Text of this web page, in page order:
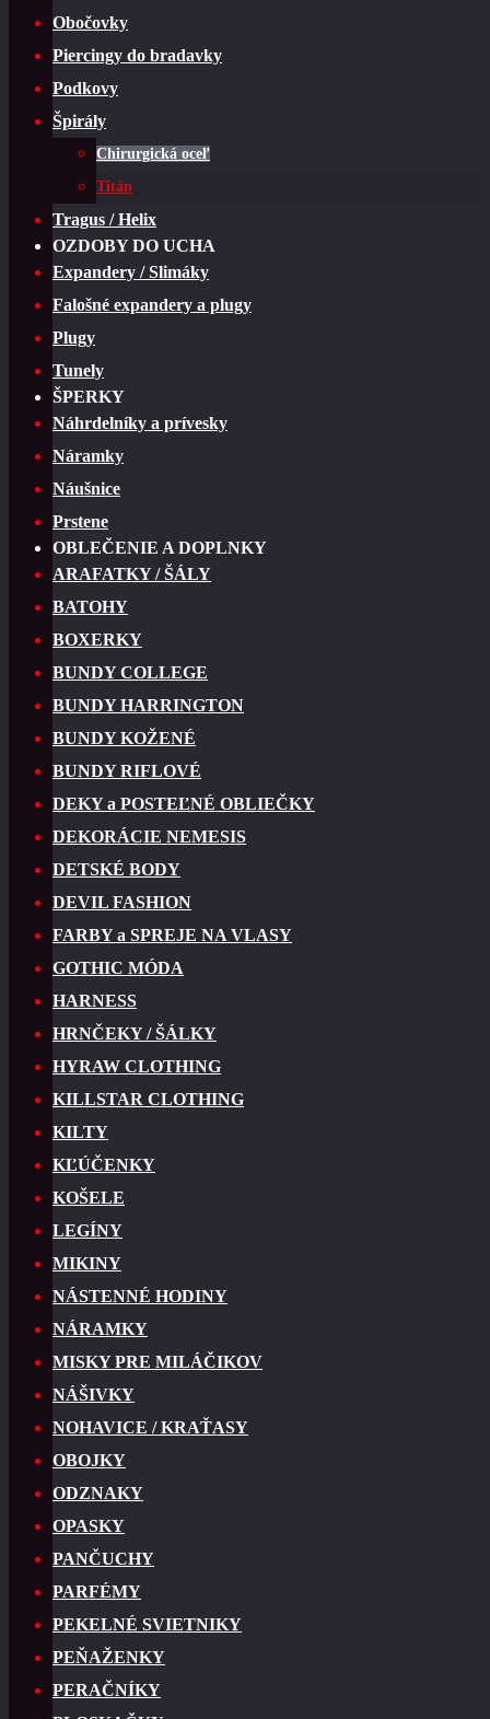
Obočovky
Piercingy do bradavky
Podkovy
Špirály
Chirurgická oceľ
Titán
Tragus / Helix
OZDOBY DO UCHA
Expandery / Slimáky
Falošné expandery a plugy
Plugy
Tunely
ŠPERKY
Náhrdelníky a prívesky
Náramky
Náušnice
Prstene
OBLEČENIE A DOPLNKY
ARAFATKY / ŠÁLY
BATOHY
BOXERKY
BUNDY COLLEGE
BUNDY HARRINGTON
BUNDY KOŽENÉ
BUNDY RIFLOVÉ
DEKY a POSTEĽNÉ OBLIEČKY
DEKORÁCIE NEMESIS
DETSKÉ BODY
DEVIL FASHION
FARBY a SPREJE NA VLASY
GOTHIC MÓDA
HARNESS
HRNČEKY / ŠÁLKY
HYRAW CLOTHING
KILLSTAR CLOTHING
KILTY
KĽÚČENKY
KOŠELE
LEGÍNY
MIKINY
NÁSTENNÉ HODINY
NÁRAMKY
MISKY PRE MILÁČIKOV
NÁŠIVKY
NOHAVICE / KRAŤASY
OBOJKY
ODZNAKY
OPASKY
PANČUCHY
PARFÉMY
PEKELNÉ SVIETNIKY
PEŇAŽENKY
PERAČNÍKY